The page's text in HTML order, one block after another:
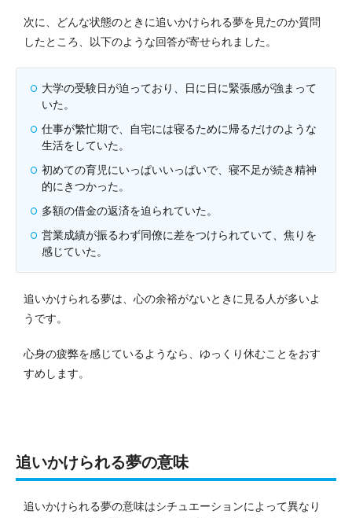
次に、どんな状態のときに追いかけられる夢を見たのか質問
したところ、以下のような回答が寄せられました。
大学の受験日が迫っており、日に日に緊張感が強まって
いた。
仕事が繁忙期で、自宅には寝るために帰るだけのような
生活をしていた。
初めての育児にいっぱいいっぱいで、寝不足が続き精神
的にきつかった。
多額の借金の返済を迫られていた。
営業成績が振るわず同僚に差をつけられていて、焦りを
感じていた。
追いかけられる夢は、心の余裕がないときに見る人が多いよ
うです。
心身の疲弊を感じているようなら、ゆっくり休むことをおす
すめします。
追いかけられる夢の意味
追いかけられる夢の意味はシチュエーションによって異なり